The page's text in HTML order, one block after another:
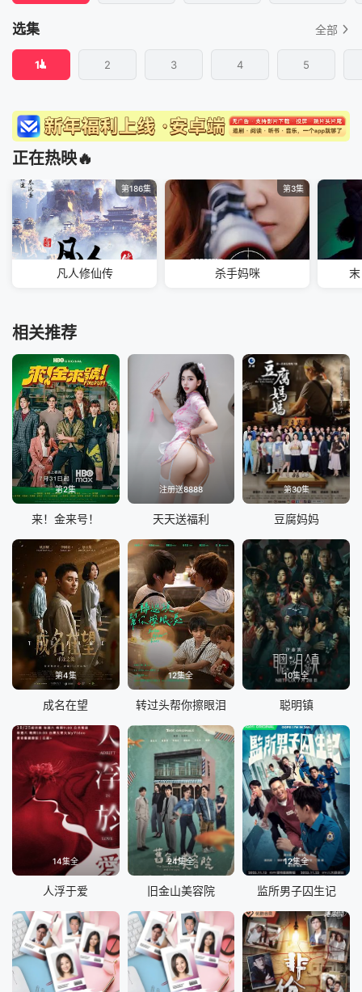
选集 全部
1 2 3 4 5
正在热映🔥
第186集
凡人修仙传
第3集
杀手妈咪
相关推荐
第2集
来！金来号！
注册送8888
天天送福利
第30集
豆腐妈妈
第4集
成名在望
12集全
转过头帮你擦眼泪
10集全
聪明镇
14集全
人浮于爱
24集全
旧金山美容院
12集全
监所男子囚生记